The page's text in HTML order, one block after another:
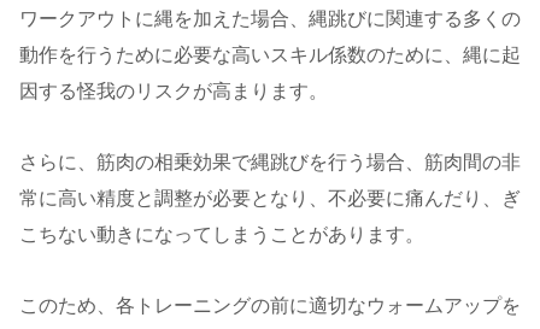
ワークアウトに縄を加えた場合、縄跳びに関連する多くの
動作を行うために必要な高いスキル係数のために、縄に起
因する怪我のリスクが高まります。
さらに、筋肉の相乗効果で縄跳びを行う場合、筋肉間の非
常に高い精度と調整が必要となり、不必要に痛んだり、ぎ
こちない動きになってしまうことがあります。
このため、各トレーニングの前に適切なウォームアップを